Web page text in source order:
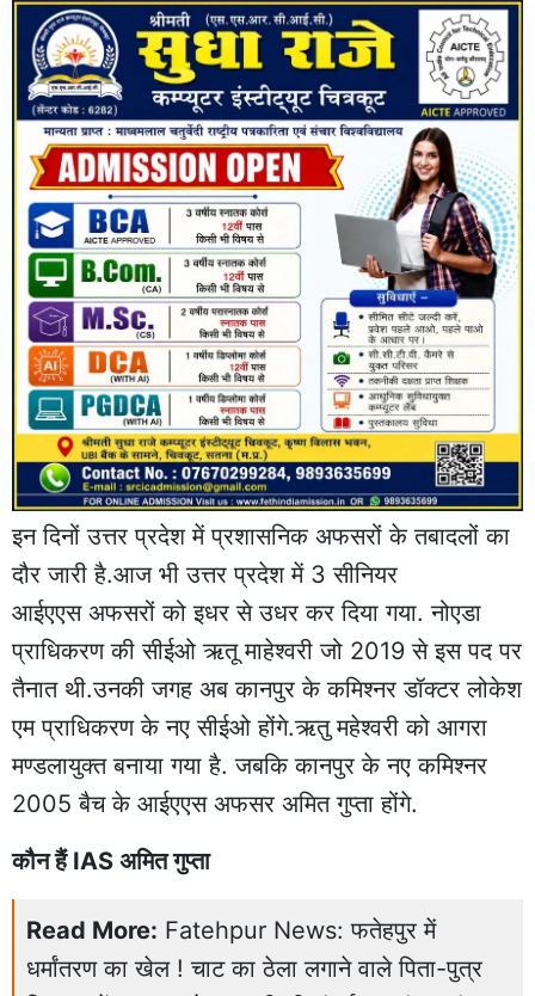
इन दिनों उत्तर प्रदेश में प्रशासनिक अफसरों के तबादलों का
दौर जारी है.आज भी उत्तर प्रदेश में 3 सीनियर
आईएएस अफसरों को इधर से उधर कर दिया गया. नोएडा
प्राधिकरण की सीईओ ऋतू माहेश्वरी जो 2019 से इस पद पर
तैनात थी.उनकी जगह अब कानपुर के कमिश्नर डॉक्टर लोकेश
एम प्राधिकरण के नए सीईओ होंगे.ऋतु महेश्वरी को आगरा
मण्डलायुक्त बनाया गया है. जबकि कानपुर के नए कमिश्नर
2005 बैच के आईएएस अफसर अमित गुप्ता होंगे.
कौन हैं IAS अमित गुप्ता
Read More: Fatehpur News: फतेहपुर में
धर्मांतरण का खेल ! चाट का ठेला लगाने वाले पिता-पुत्र